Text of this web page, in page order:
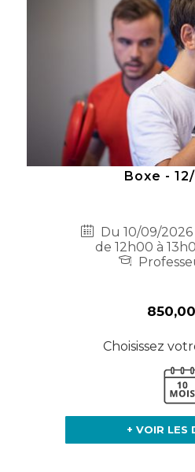
Boxe -
Du 10/09/
de 12h00 à
Choisissez
+ VOIR LES